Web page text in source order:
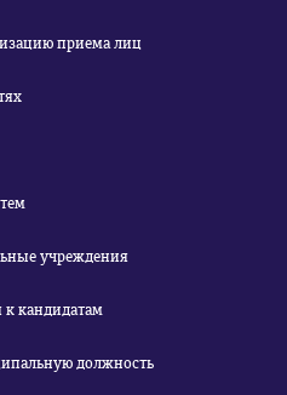
приема лиц
учреждения
кандидатам
должность